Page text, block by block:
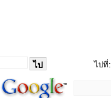
ไปที่: